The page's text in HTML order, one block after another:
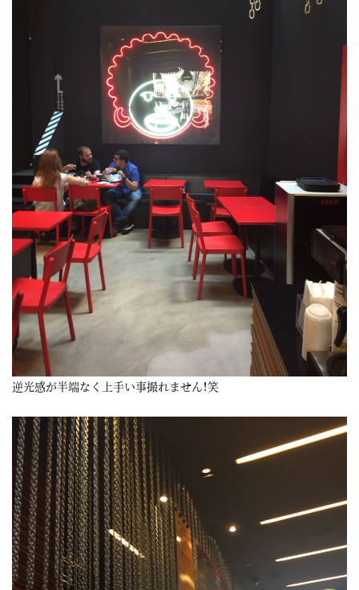
逆光感が半端なく上手い事撮れません！笑